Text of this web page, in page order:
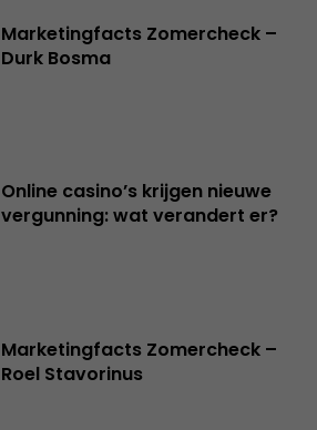
Marketingfacts Zomercheck –
Durk Bosma
Online casino’s krijgen nieuwe
vergunning: wat verandert er?
Marketingfacts Zomercheck –
Roel Stavorinus